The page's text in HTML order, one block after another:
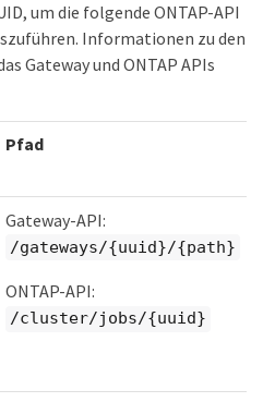
um die folgende ONTAP-API
Informationen zu den
Gateway und ONTAP APIs
Pfad
Gateway-API:
/gateways/{uuid}/{path}
ONTAP-API:
/cluster/jobs/{uuid}